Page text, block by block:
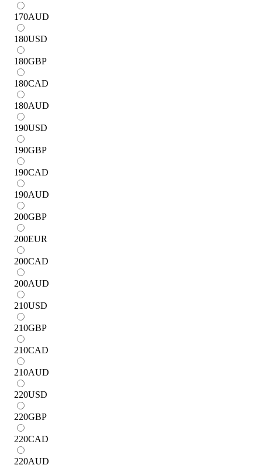
170AUD
180USD
180GBP
180CAD
180AUD
190USD
190GBP
190CAD
190AUD
200GBP
200EUR
200CAD
200AUD
210USD
210GBP
210CAD
210AUD
220USD
220GBP
220CAD
220AUD